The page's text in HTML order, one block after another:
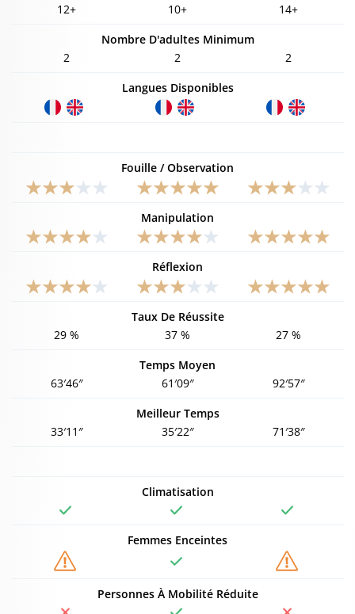
12+
10+
14+
Nombre D'adultes Minimum
2
2
2
Langues Disponibles
Fouille / Observation
Manipulation
Réflexion
Taux De Réussite
29 %
37 %
27 %
Temps Moyen
63′46″
61′09″
92′57″
Meilleur Temps
33′11″
35′22″ 71′38″
Climatisation
Femmes Enceintes
Personnes À Mobilité Réduite